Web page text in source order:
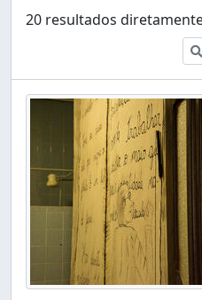
20 resultados